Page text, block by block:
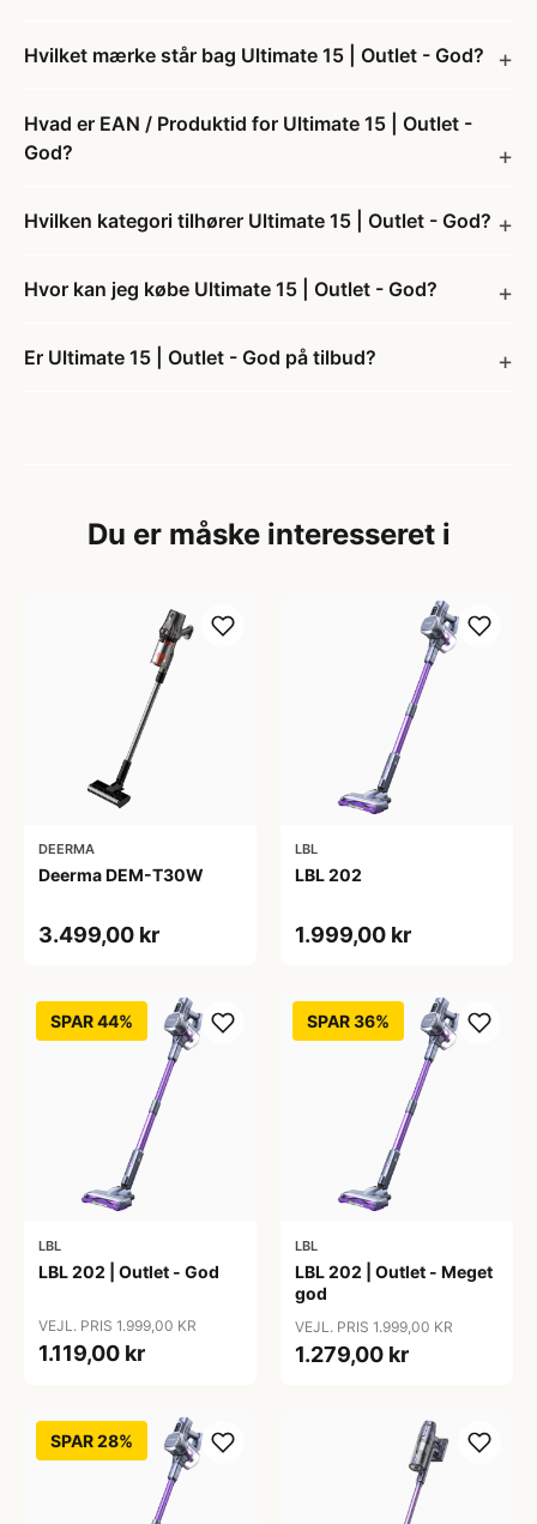
Hvilket mærke står bag Ultimate 15 | Outlet - God?
Hvad er EAN / Produktid for Ultimate 15 | Outlet -
God?
Hvilken kategori tilhører Ultimate 15 | Outlet - God?
Hvor kan jeg købe Ultimate 15 | Outlet - God?
Er Ultimate 15 | Outlet - God på tilbud?
Du er måske interesseret i
DEERMA
Deerma DEM-T30W
3.499,00 kr
LBL
LBL 202
1.999,00 kr
SPAR 44%
LBL
LBL 202 | Outlet - God
VEJL. PRIS 1.999,00 KR
1.119,00 kr
SPAR 36%
LBL
LBL 202 | Outlet - Meget
god
VEJL. PRIS 1.999,00 KR
1.279,00 kr
SPAR 28%